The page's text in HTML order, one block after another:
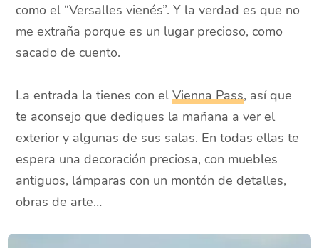
como el “Versalles vienés”. Y la verdad es que no
me extraña porque es un lugar precioso, como
sacado de cuento.
La entrada la tienes con elVienna Pass, así que
te aconsejo que dediques la mañana a ver el
exterior y algunas de sus salas. En todas ellas te
espera una decoración preciosa, con muebles
antiguos, lámparas con un montón de detalles,
obras de arte…